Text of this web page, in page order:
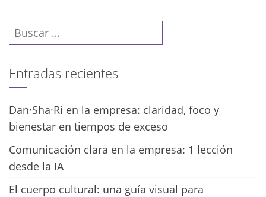
Buscar:
Entradas recientes
Dan·Sha·Ri en la empresa: claridad, foco y
bienestar en tiempos de exceso
Comunicación clara en la empresa: 1 lección
desde la IA
El cuerpo cultural: una guía visual para